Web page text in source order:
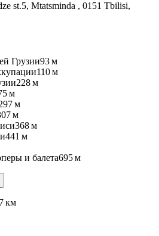
st.5, Mtatsminda , 0151 Tbilisi,
Грузии93 м
110 м
228 м
м
м
м
368 м
441 м
и балета695 м
км